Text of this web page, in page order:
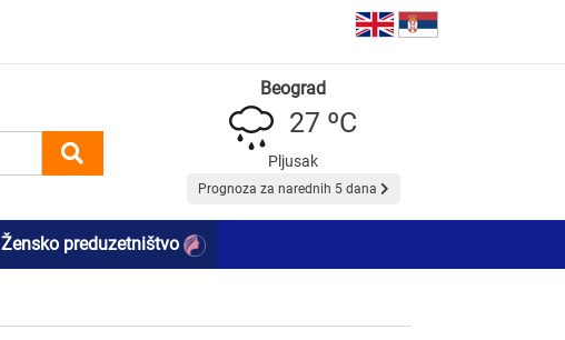
Beograd
27 ºC
Pljusak
Prognoza za narednih 5 dana
Žensko preduzetništvo